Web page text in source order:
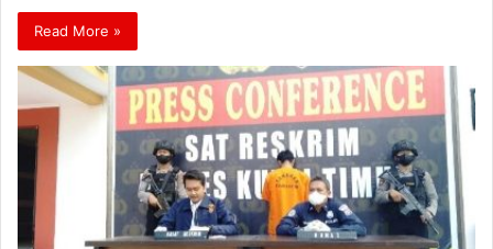
Read More »